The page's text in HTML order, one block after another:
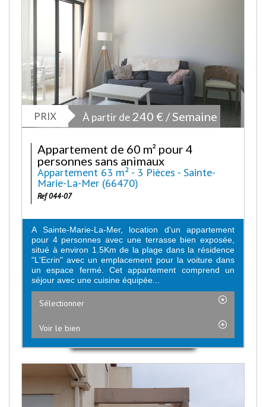
PRIX À partir de 240 € / Semaine
Appartement de 60 m² pour 4
personnes sans animaux
Appartement 63 m² - 3 Pièces - Sainte-
Marie-La-Mer (66470)
Ref 044-07
A Sainte-Marie-La-Mer, location d'un appartement
pour 4 personnes avec une terrasse bien exposée,
situé à environ 1.5Km de la plage dans la résidence
"L'Ecrin" avec un emplacement pour la voiture dans
un espace fermé. Cet appartement comprend un
séjour avec une cuisine équipée...
Sélectionner
Voir le bien